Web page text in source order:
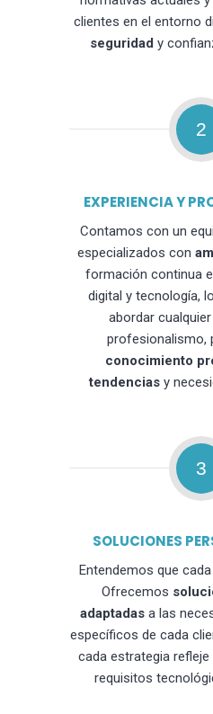
clientes en el entorno
seguridad y
2
EXPERIENCIA Y
Contamos con un
especializados con
formación continua
digital y tecnología,
abordar
profesionalismo,
conocimiento
tendencias y
3
SOLUCIONES
Entendemos que
Ofrecemos
adaptadas a las
específicos de cada
cada estrategia
requisitos